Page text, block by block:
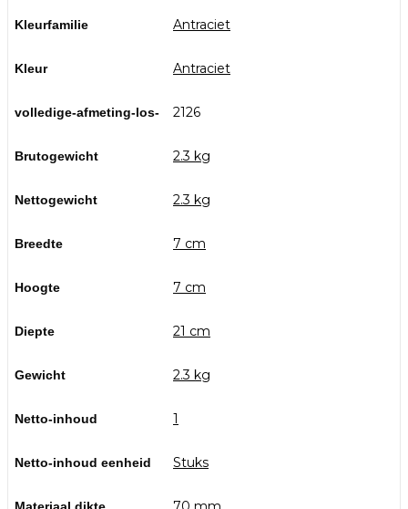
Kleurfamilie Antraciet
Kleur Antraciet
volledige-afmeting-los- 2126
Brutogewicht 2.3 kg
Nettogewicht 2.3 kg
Breedte 7 cm
Hoogte 7 cm
Diepte 21 cm
Gewicht 2.3 kg
Netto-inhoud 1
Netto-inhoud eenheid Stuks
Materiaal dikte